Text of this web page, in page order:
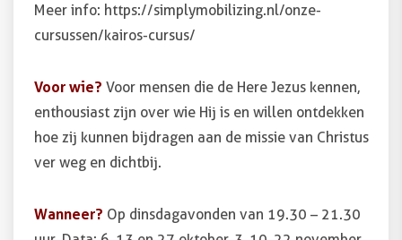
Meer info: https://simplymobilizing.nl/onze-
cursussen/kairos-cursus/
Voor wie? Voor mensen die de Here Jezus kennen,
enthousiast zijn over wie Hij is en willen ontdekken
hoe zij kunnen bijdragen aan de missie van Christus
ver weg en dichtbij.
Wanneer? Op dinsdagavonden van 19.30 – 21.30